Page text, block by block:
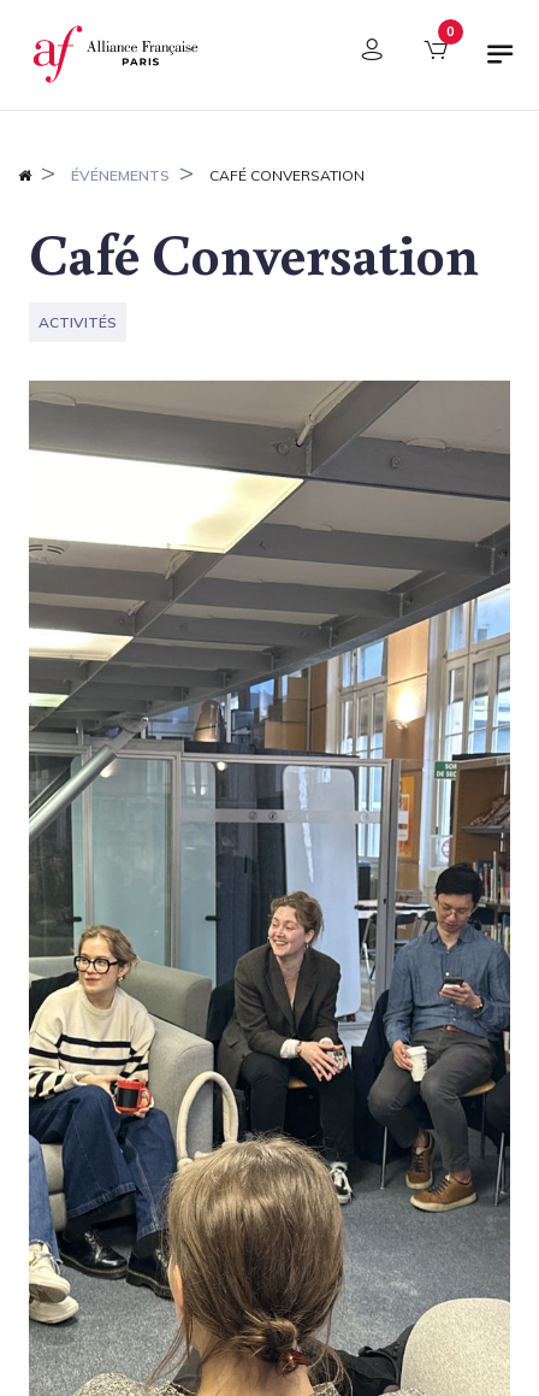
Panneau de gestion des cookies 0
ÉVÉNEMENTS CAFÉ CONVERSATION
Café Conversation
ACTIVITÉS